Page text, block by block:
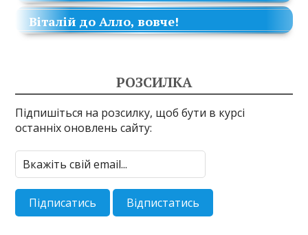
Віталій доАлло, вовче!
РОЗСИЛКА
Підпишіться на розсилку, щоб бути в курсі
останніх оновлень сайту: